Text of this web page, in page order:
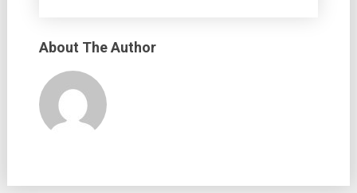
About The Author